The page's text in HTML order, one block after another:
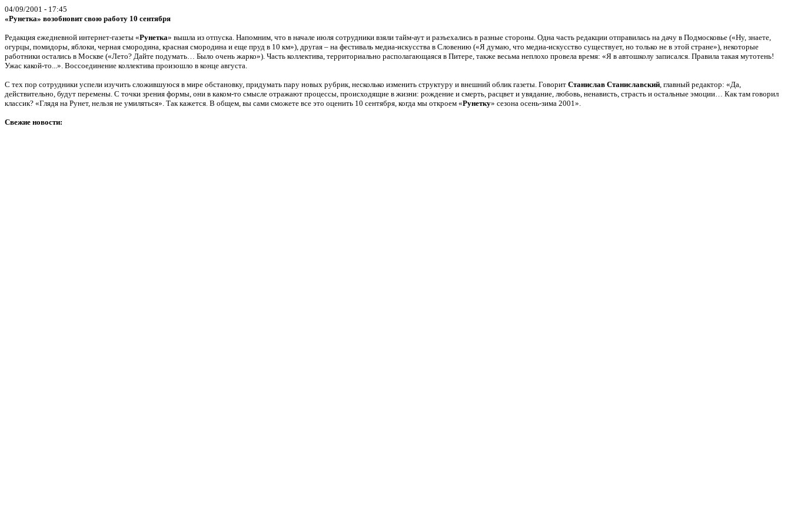
04/09/2001 - 17:45
«Рунетка» возобновит свою работу 10 сентября
Редакция ежедневной интернет-газеты «Рунетка» вышла из отпуска. Напомним, что в начале июля сотрудники взяли тайм-аут и разъехались в разные стороны. Одна часть редакции отправилась на дачу в Подмосковье («Ну, знаете,
огурцы, помидоры, яблоки, черная смородина, красная смородина и еще пруд в 10 км»), другая – на фестиваль медиа-искусства в Словению («Я думаю, что медиа-искусство существует, но только не в этой стране»), некоторые
работники остались в Москве («Лето? Дайте подумать… Было очень жарко»). Часть коллектива, территориально располагающаяся в Питере, также весьма неплохо провела время: «Я в автошколу записался. Правила такая мутотень!
Ужас какой-то...». Воссоединение коллектива произошло в конце августа.
С тех пор сотрудники успели изучить сложившуюся в мире обстановку, придумать пару новых рубрик, несколько изменить структуру и внешний облик газеты. Говорит Станислав Станиславский, главный редактор: «Да,
действительно, будут перемены. С точки зрения формы, они в каком-то смысле отражают процессы, происходящие в жизни: рождение и смерть, расцвет и увядание, любовь, ненависть, страсть и остальные эмоции… Как там говорил
классик? «Глядя на Рунет, нельзя не умиляться». Так кажется. В общем, вы сами сможете все это оценить 10 сентября, когда мы откроем «Рунетку» сезона осень-зима 2001».
Свежие новости: